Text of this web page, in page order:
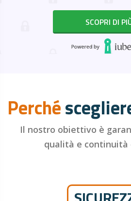
SCOPRI DI
Perché
Il nostro obiettivo è
qualità e continuità